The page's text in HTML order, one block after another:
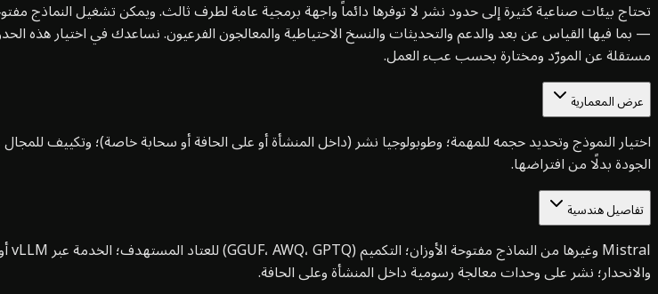
تحتاج بيئات صناعية كثيرة إلى حدود نشر لا توفرها دائماً واجهة برمجية عامة لطرف ثالث. ويمكن تشغيل النماذج
مستقلة عن المورّد ومختارة بحسب عبء العمل.
عرض المعمارية
اختيار النموذج وتحديد حجمه للمهمة؛ وطوبولوجيا نشر (داخل المنشأة أو على الحافة أو سحابة خاصة)؛ وتكييف
الجودة بدلًا من افتراضها.
تفاصيل هندسية
والانحدار؛ نشر على وحدات معالجة رسومية داخل المنشأة وعلى الحافة.